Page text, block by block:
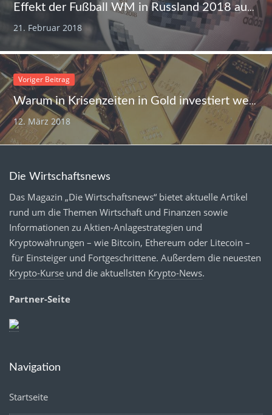
Effekt der Fußball WM in Russland 2018 auf die Wirtschaft
21. Februar 2018
Voriger Beitrag
Warum in Krisenzeiten in Gold investiert werden sollte
12. März 2018
Die Wirtschaftsnews
Das Magazin „Die Wirtschaftsnews“ bietet aktuelle Artikel
rund um die Themen Wirtschaft und Finanzen sowie
Informationen zu Aktien-Anlagestrategien und
Kryptowährungen – wie Bitcoin, Ethereum oder Litecoin –
für Einsteiger und Fortgeschrittene. Außerdem die neuesten
Krypto-Kurse und die aktuellsten Krypto-News.
Partner-Seite
Navigation
Startseite